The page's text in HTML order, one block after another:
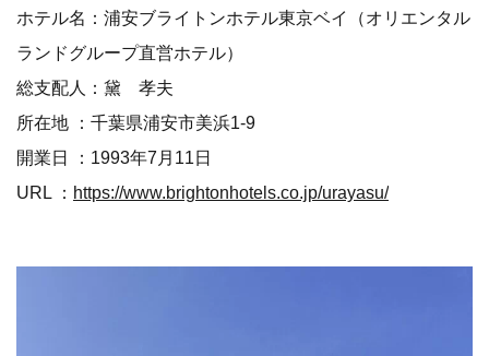
ホテル名：浦安ブライトンホテル東京ベイ（オリエンタル
ランドグループ直営ホテル）
総支配人：黛 孝夫
所在地 ：千葉県浦安市美浜1-9
開業日 ：1993年7月11日
URL ： https://www.brightonhotels.co.jp/urayasu/